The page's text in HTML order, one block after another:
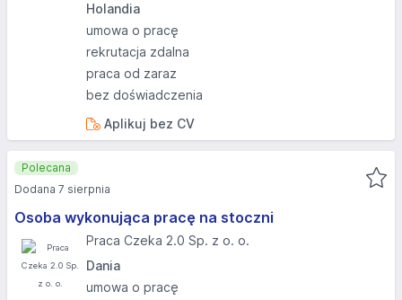
Holandia
umowa o pracę
rekrutacja zdalna
praca od zaraz
bez doświadczenia
Aplikuj bez CV
Osoba wykonująca pracę na stoczni
Praca Czeka 2.0 Sp. z o. o.
Dania
umowa o pracę
Polecana
Dodana 7 sierpnia